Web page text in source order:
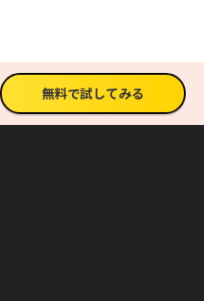
無料で試してみる